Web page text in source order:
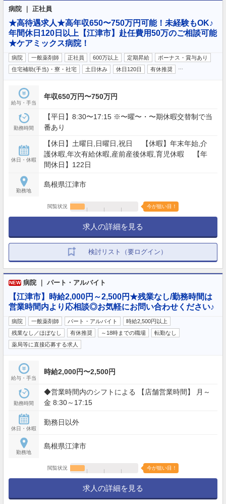
病院 ｜ 正社員
★高待遇求人★高年収650〜750万円可能！未経験もOK♪
年間休日120日以上【江津市】赴任費用50万のご相談可能
★ケアミックス病院！
病院 一般薬剤師 正社員 600万以上 定期昇給
ボーナス・賞与あり
住宅補助(手当)・寮・社宅
土日休み 休日120日 有休推奨
給与・手当
年収650万円〜750万円
勤務時間
【平日】8:30〜17:15 ※〜曜〜・〜期休暇交替制で当
番あり
休日・休暇
【休日】土曜日,日曜日,祝日 【休暇】年末年始,介
護休暇,年次有給休暇,産前産後休暇,育児休暇 【年
間休日】122日
勤務地
島根県江津市
閲覧状況 今が狙い目！
求人の詳細を見る
検討リスト（要ログイン）
NEW 病院 ｜ パート・アルバイト
【江津市】時給2,000円～2,500円★残業なし/勤務時間は
営業時間内より応相談◎お気軽にお問い合わせください♪
病院 一般薬剤師 パート・アルバイト
時給2,500円以上
残業なし／ほぼなし
有休推奨 ～18時までの職場
転勤なし
薬局等に直接応募する求人
給与・手当
時給2,000円〜2,500円
勤務時間
◆営業時間内のシフトによる 【店舗営業時間】 月～
金 8:30～17:15
休日・休暇
勤務日以外
勤務地
島根県江津市
閲覧状況 今が狙い目！
求人の詳細を見る